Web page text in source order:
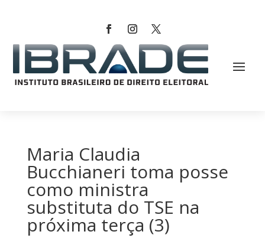
Maria Claudia
Bucchianeri toma posse
como ministra
substituta do TSE na
próxima terça (3)